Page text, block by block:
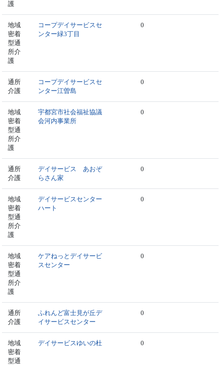
護
地域
密着
型通
所介
護
コープデイサービスセ
ンター緑3丁目
0
通所
介護
コープデイサービスセ
ンター江曽島
0
地域
密着
型通
所介
護
宇都宮市社会福祉協議
会河内事業所
0
通所
介護
デイサービス あおぞ
らさん家
0
地域
密着
型通
所介
護
デイサービスセンター
ハート
0
地域
密着
型通
所介
護
ケアねっとデイサービ
スセンター
0
通所
介護
ふれんど富士見が丘デ
イサービスセンター
0
地域
密着
型通
デイサービスゆいの杜 0